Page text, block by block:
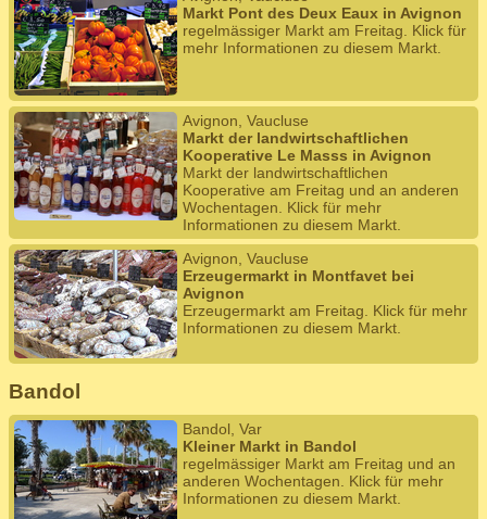
Markt Pont des Deux Eaux in Avignon
regelmässiger Markt am Freitag. Klick für
mehr Informationen zu diesem Markt.
Avignon, Vaucluse
Markt der landwirtschaftlichen
Kooperative Le Masss in Avignon
Markt der landwirtschaftlichen
Kooperative am Freitag und an anderen
Wochentagen. Klick für mehr
Informationen zu diesem Markt.
Avignon, Vaucluse
Erzeugermarkt in Montfavet bei
Avignon
Erzeugermarkt am Freitag. Klick für mehr
Informationen zu diesem Markt.
Bandol
Bandol, Var
Kleiner Markt in Bandol
regelmässiger Markt am Freitag und an
anderen Wochentagen. Klick für mehr
Informationen zu diesem Markt.